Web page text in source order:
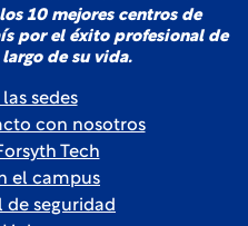
10 mejores centros de
por el éxito profesional de
de su vida.
sedes
con nosotros
Tech
el campus
de seguridad